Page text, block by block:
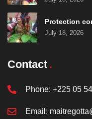
Protection
July 18, 2026
Contact
Phone: +225 05
Email: